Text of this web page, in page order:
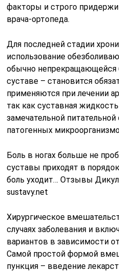
факторы и строго
врача-ортопеда.
Для последней стадии
использование
обычно непрекращающейся
суставе – становится
применяются при лечении
так как суставная
замечательной
патогенных
Боль в ногах больше не
суставы приходят в
боль уходит… Отзывы
sustavy.net
Хирургическое
случаях заболевания и
вариантов в зависимости
Самой простой формой
пункция – введение